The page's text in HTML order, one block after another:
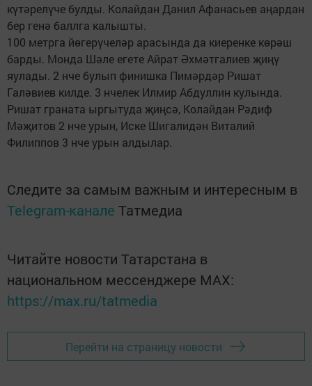
күтәрелүче булды. Колайдан Данил Афанасьев аңардан
бер генә баллга калышты.
100 метрга йөгерүчеләр арасында да киеренке көрәш
барды. Монда Шәле егете Айрат Әхмәтгалиев җиңү
яулады. 2 нче булып финишка Пимәрдәр Ришат
Галәвиев килде. 3 нчелек Илмир Абдуллин кулында.
Ришат граната ыргытуда җиңсә, Колайдан Рәдиф
Мәҗитов 2 нче урын, Иске Шигалидән Виталий
Филиппов 3 нче урын алдылар.
Следите за самым важным и интересным в
Telegram-канале Татмедиа
Читайте новости Татарстана в
национальном мессенджере MАХ:
https://max.ru/tatmedia
Перейти на страницу новости